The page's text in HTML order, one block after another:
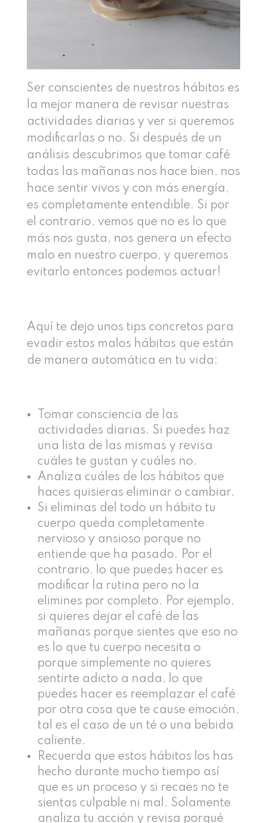
Ser conscientes de nuestros hábitos es
la mejor manera de revisar nuestras
actividades diarias y ver si queremos
modificarlas o no. Si después de un
análisis descubrimos que tomar café
todas las mañanas nos hace bien, nos
hace sentir vivos y con más energía,
es completamente entendible. Si por
el contrario, vemos que no es lo que
más nos gusta, nos genera un efecto
malo en nuestro cuerpo, y queremos
evitarlo entonces podemos actuar!
Aquí te dejo unos tips concretos para
evadir estos malos hábitos que están
de manera automática en tu vida:
Tomar consciencia de las
actividades diarias. Si puedes haz
una lista de las mismas y revisa
cuáles te gustan y cuáles no.
Analiza cuáles de los hábitos que
haces quisieras eliminar o cambiar.
Si eliminas del todo un hábito tu
cuerpo queda completamente
nervioso y ansioso porque no
entiende que ha pasado. Por el
contrario, lo que puedes hacer es
modificar la rutina pero no la
elimines por completo. Por ejemplo,
si quieres dejar el café de las
mañanas porque sientes que eso no
es lo que tu cuerpo necesita o
porque simplemente no quieres
sentirte adicto a nada, lo que
puedes hacer es reemplazar el café
por otra cosa que te cause emoción,
tal es el caso de un té o una bebida
caliente.
Recuerda que estos hábitos los has
hecho durante mucho tiempo así
que es un proceso y si recaes no te
sientas culpable ni mal. Solamente
analiza tu acción y revisa porqué